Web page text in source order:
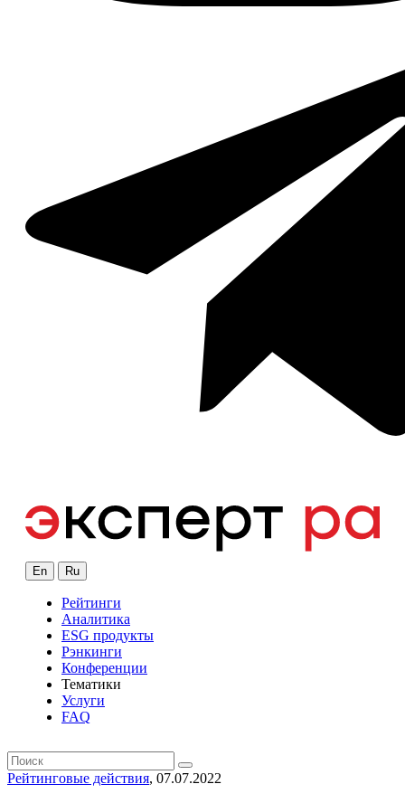
En Ru
Рейтинги
Аналитика
ESG продукты
Рэнкинги
Конференции
Тематики
Услуги
FAQ
Рейтинговые действия, 07.07.2022